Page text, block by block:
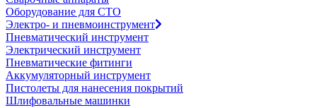
Оборудование для СТО
Электро- и пневмоинструмент
Пневматический инструмент
Электрический инструмент
Пневматические фитинги
Аккумуляторный инструмент
Пистолеты для нанесения покрытий
Шлифовальные машинки